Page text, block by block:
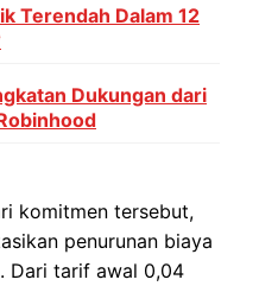
Terendah Dalam 12
Dukungan dari
komitmen tersebut,
penurunan biaya
Dari tarif awal 0,04